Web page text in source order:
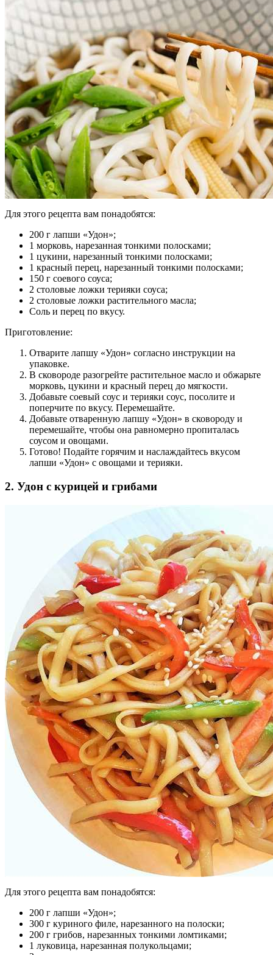
Для этого рецепта вам понадобятся:
200 г лапши «Удон»;
1 морковь, нарезанная тонкими полосками;
1 цукини, нарезанный тонкими полосками;
1 красный перец, нарезанный тонкими полосками;
150 г соевого соуса;
2 столовые ложки терияки соуса;
2 столовые ложки растительного масла;
Соль и перец по вкусу.
Приготовление:
Отварите лапшу «Удон» согласно инструкции на
упаковке.
В сковороде разогрейте растительное масло и обжарьте
морковь, цукини и красный перец до мягкости.
Добавьте соевый соус и терияки соус, посолите и
поперчите по вкусу. Перемешайте.
Добавьте отваренную лапшу «Удон» в сковороду и
перемешайте, чтобы она равномерно пропиталась
соусом и овощами.
Готово! Подайте горячим и наслаждайтесь вкусом
лапши «Удон» с овощами и терияки.
2. Удон с курицей и грибами
Для этого рецепта вам понадобятся:
200 г лапши «Удон»;
300 г куриного филе, нарезанного на полоски;
200 г грибов, нарезанных тонкими ломтиками;
1 луковица, нарезанная полукольцами;